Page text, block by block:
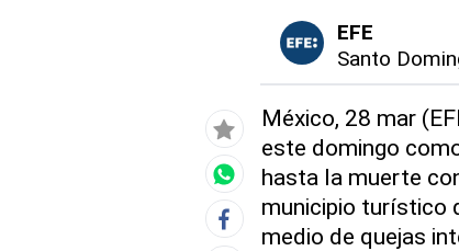
EFE
Santo
México, 28 mar
este domingo
hasta la muerte
municipio turístico
medio de quejas